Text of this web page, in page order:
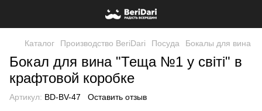
Каталог Производство BeriDari Посуда Бокалы для вина
Бокал для вина "Теща №1 у світі" в
крафтовой коробке
Артикул: BD-BV-47 Оставить отзыв